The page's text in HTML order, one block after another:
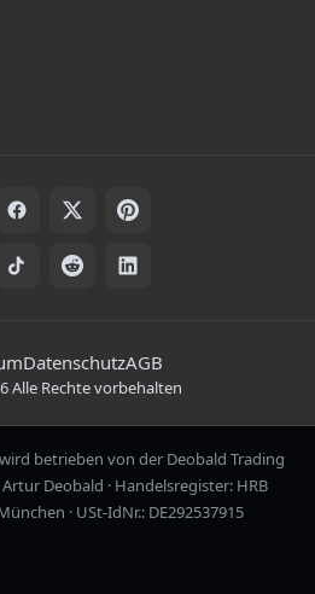
DatenschutzAGB
Alle Rechte vorbehalten
wird betrieben von der Deobald Trading
Deobald · Handelsregister: HRB
· USt-IdNr.: DE292537915